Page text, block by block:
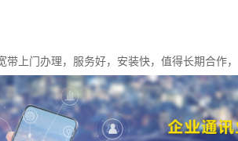
带上门办理，服务好，安装快，值得长期合作